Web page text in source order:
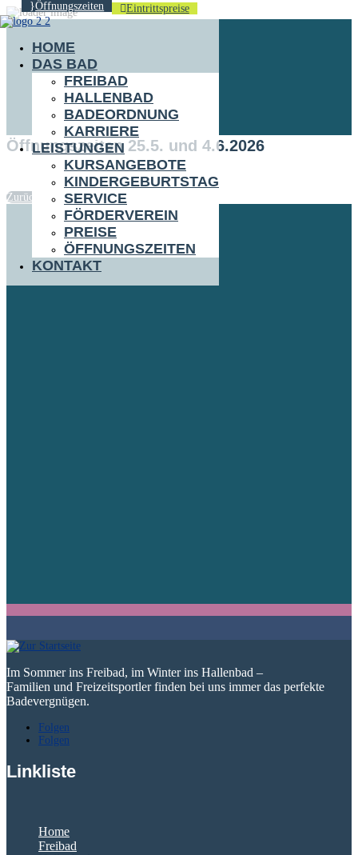
Öffnungszeiten Eintrittspreise
HOME
DAS BAD
FREIBAD
HALLENBAD
BADEORDNUNG
KARRIERE
LEISTUNGEN
KURSANGEBOTE
KINDERGEBURTSTAG
SERVICE
FÖRDERVEREIN
PREISE
ÖFFNUNGSZEITEN
KONTAKT
Öffnungszeiten 25.5. und 4.6.2026
Zurück
Im Sommer ins Freibad, im Winter ins Hallenbad –
Familien und Freizeitsportler finden bei uns immer das perfekte
Badevergnügen.
Folgen
Folgen
Linkliste
Home
Freibad